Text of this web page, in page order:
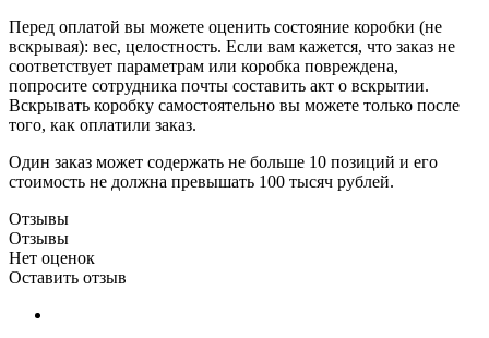
Перед оплатой вы можете оценить состояние коробки (не
вскрывая): вес, целостность. Если вам кажется, что заказ не
соответствует параметрам или коробка повреждена,
попросите сотрудника почты составить акт о вскрытии.
Вскрывать коробку самостоятельно вы можете только после
того, как оплатили заказ.
Один заказ может содержать не больше 10 позиций и его
стоимость не должна превышать 100 тысяч рублей.
Отзывы
Отзывы
Нет оценок
Оставить отзыв